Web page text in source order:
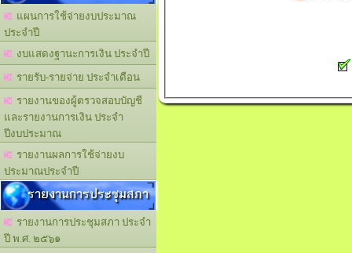
แผนการใช้จ่ายงบประมาณ
ประจำปี
งบแสดงฐานะการเงิน ประจำปี
รายรับ-รายจ่าย ประจำเดือน
รายงานของผู้ตรวจสอบบัญชี
และรายงานการเงิน ประจำ
ปีงบประมาณ
รายงานผลการใช้จ่ายงบ
ประมาณประจำปี
รายงานการประชุมสภา
รายงานการประชุมสภา ประจำ
ปี พ.ศ. ๒๕๖๑